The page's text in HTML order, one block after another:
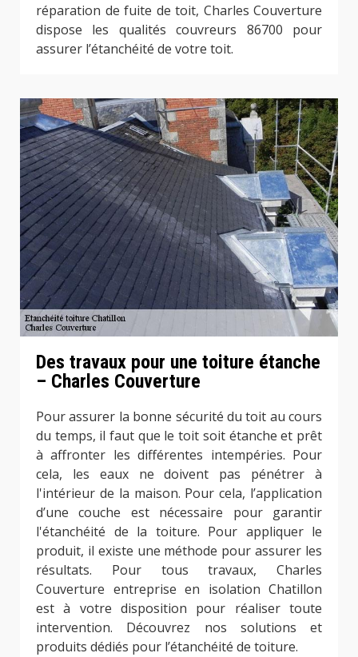
réparation de fuite de toit, Charles Couverture
dispose les qualités couvreurs 86700 pour
assurer l’étanchéité de votre toit.
Des travaux pour une toiture étanche
– Charles Couverture
Pour assurer la bonne sécurité du toit au cours
du temps, il faut que le toit soit étanche et prêt
à affronter les différentes intempéries. Pour
cela, les eaux ne doivent pas pénétrer à
l'intérieur de la maison. Pour cela, l’application
d’une couche est nécessaire pour garantir
l'étanchéité de la toiture. Pour appliquer le
produit, il existe une méthode pour assurer les
résultats. Pour tous travaux, Charles
Couverture entreprise en isolation Chatillon
est à votre disposition pour réaliser toute
intervention. Découvrez nos solutions et
produits dédiés pour l’étanchéité de toiture.